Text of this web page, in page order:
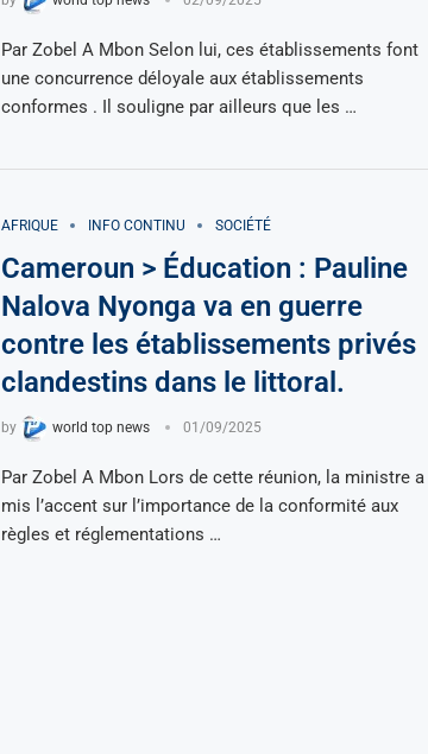
Par Zobel A Mbon Selon lui, ces établissements font
une concurrence déloyale aux établissements
conformes . Il souligne par ailleurs que les …
AFRIQUE INFO CONTINU SOCIÉTÉ
Cameroun > Éducation : Pauline
Nalova Nyonga va en guerre
contre les établissements privés
clandestins dans le littoral.
by world top news 01/09/2025
Par Zobel A Mbon Lors de cette réunion, la ministre a
mis l’accent sur l’importance de la conformité aux
règles et réglementations …